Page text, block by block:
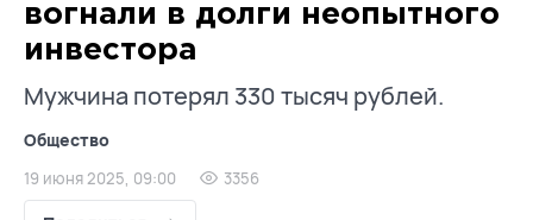
вогнали в долги неопытного
инвестора
Мужчина потерял 330 тысяч рублей.
Общество
19 июня 2025, 09:00 3356